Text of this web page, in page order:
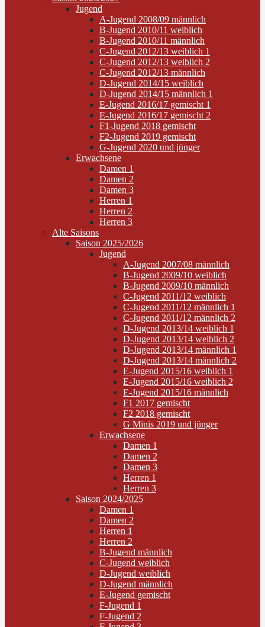
Jugend
A-Jugend 2008/09 männlich
B-Jugend 2010/11 weiblich
B-Jugend 2010/11 männlich
C-Jugend 2012/13 weiblich 1
C-Jugend 2012/13 weiblich 2
C-Jugend 2012/13 männlich
D-Jugend 2014/15 weiblich
D-Jugend 2014/15 männlich 1
E-Jugend 2016/17 gemischt 1
E-Jugend 2016/17 gemischt 2
F1-Jugend 2018 gemischt
F2-Jugend 2019 gemischt
G-Jugend 2020 und jünger
Erwachsene
Damen 1
Damen 2
Damen 3
Herren 1
Herren 2
Herren 3
Alte Saisons
Saison 2025/2026
Jugend
A-Jugend 2007/08 männlich
B-Jugend 2009/10 weiblich
B-Jugend 2009/10 männlich
C-Jugend 2011/12 weiblich
C-Jugend 2011/12 männlich 1
C-Jugend 2011/12 männlich 2
D-Jugend 2013/14 weiblich 1
D-Jugend 2013/14 weiblich 2
D-Jugend 2013/14 männlich 1
D-Jugend 2013/14 männlich 2
E-Jugend 2015/16 weiblich 1
E-Jugend 2015/16 weiblich 2
E-Jugend 2015/16 männlich
F1 2017 gemischt
F2 2018 gemischt
G Minis 2019 und jünger
Erwachsene
Damen 1
Damen 2
Damen 3
Herren 1
Herren 3
Saison 2024/2025
Damen 1
Damen 2
Herren 1
Herren 2
B-Jugend männlich
C-Jugend weiblich
D-Jugend weiblich
D-Jugend männlich
E-Jugend gemischt
F-Jugend 1
F-Jugend 2